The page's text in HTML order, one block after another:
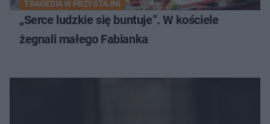
TRAGEDIA W PRZYSTAJNI
„Serce ludzkie się buntuje”. W kościele
żegnali małego Fabianka